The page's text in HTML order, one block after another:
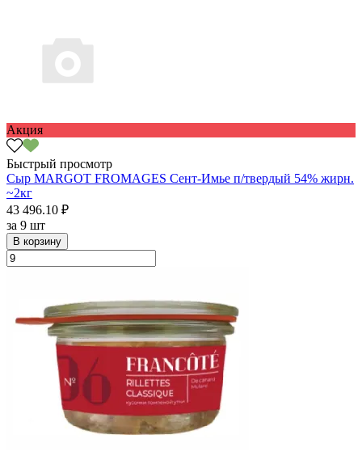
Акция
Быстрый просмотр
Сыр MARGOT FROMAGES Сент-Имье п/твердый 54% жирн.
~2кг
43 496.10 ₽
за 9 шт
В корзину